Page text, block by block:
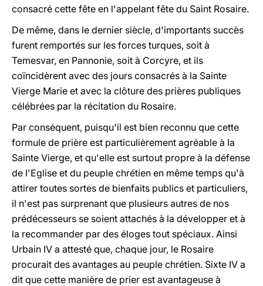
consacré cette fête en l'appelant fête du Saint Rosaire.
De même, dans le dernier siècle, d'importants succès
furent remportés sur les forces turques, soit à
Temesvar, en Pannonie, soit à Corcyre, et ils
coïncidèrent avec des jours consacrés à la Sainte
Vierge Marie et avec la clôture des prières publiques
célébrées par la récitation du Rosaire.
Par conséquent, puisqu'il est bien reconnu que cette
formule de prière est particulièrement agréable à la
Sainte Vierge, et qu'elle est surtout propre à la défense
de l'Eglise et du peuple chrétien en même temps qu'à
attirer toutes sortes de bienfaits publics et particuliers,
il n'est pas surprenant que plusieurs autres de nos
prédécesseurs se soient attachés à la développer et à
la recommander par des éloges tout spéciaux. Ainsi
Urbain IV a attesté que, chaque jour, le Rosaire
procurait des avantages au peuple chrétien. Sixte IV a
dit que cette manière de prier est avantageuse à